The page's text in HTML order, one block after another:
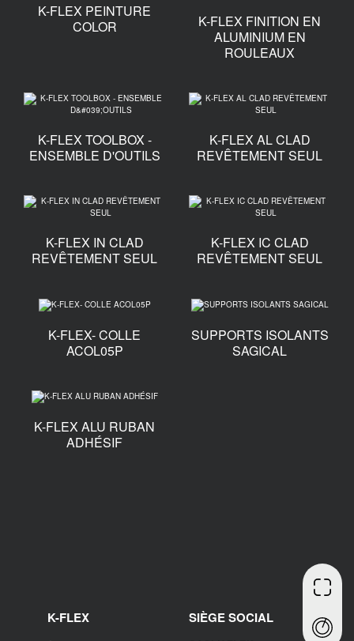
K-FLEX PEINTURE
COLOR
K-FLEX FINITION EN
ALUMINIUM EN
ROULEAUX
K-FLEX TOOLBOX -
ENSEMBLE D'OUTILS
K-FLEX AL CLAD
REVÊTEMENT SEUL
K-FLEX IN CLAD
REVÊTEMENT SEUL
K-FLEX IC CLAD
REVÊTEMENT SEUL
K-FLEX- COLLE
ACOL05P
SUPPORTS ISOLANTS
SAGICAL
K-FLEX ALU RUBAN
ADHÉSIF
K-FLEX
SIÈGE SOCIAL